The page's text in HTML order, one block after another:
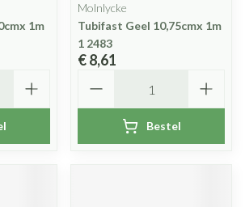
1m
Molnlycke
Tubifast Geel 10,75cmx 1m
1 2483
€ 8,61
Bestel